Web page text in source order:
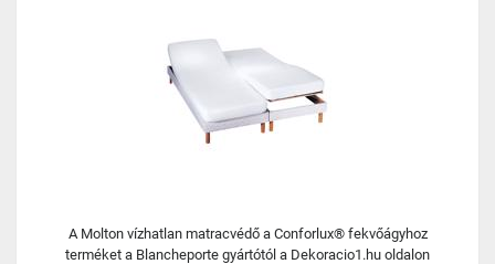
A Molton vízhatlan matracvédő a Conforlux® fekvőágyhoz
terméket a Blancheporte gyártótól a Dekoracio1.hu oldalon